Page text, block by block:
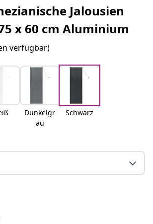
Jalousien
x 60 cm Aluminium
verfügbar)
Dunkelgr
au
Schwarz